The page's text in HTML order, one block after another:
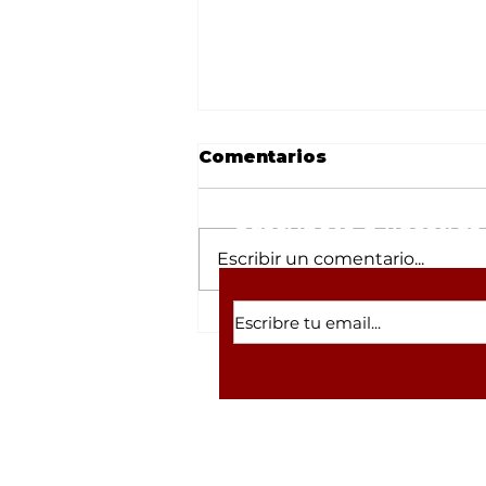
Desmantelan refugio
canino en Tulipanes
arrastraba la sombra de
Comentarios
Escribir un comentario...
Suscríbete a